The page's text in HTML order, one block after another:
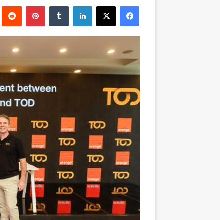
إلكترونيا
فيسبوك ‫X لينكدإن بينتيريست